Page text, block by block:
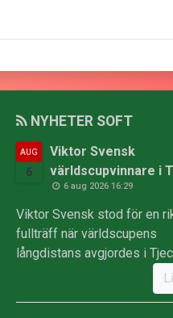
NYHETER SOFT
AUG
6
Viktor Svensk
världscupvinnare i
6 aug 2026 16:29
Viktor Svensk stod för en
fullträff när världscupens
långdistans avgjordes i